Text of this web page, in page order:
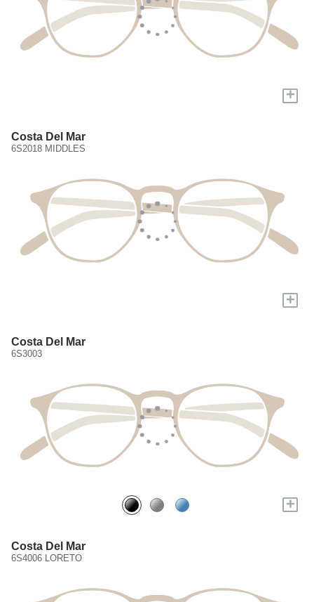
+
Costa Del Mar
6S2018 MIDDLES
+
Costa Del Mar
6S3003
+
Costa Del Mar
6S4006 LORETO